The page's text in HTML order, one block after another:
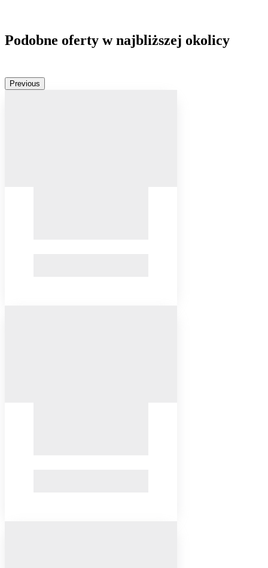
Podobne oferty w najbliższej okolicy
Previous